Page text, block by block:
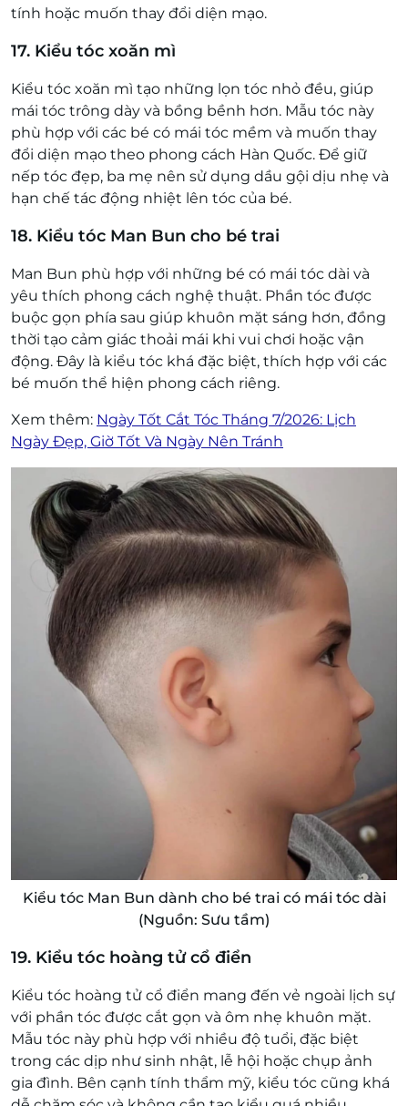
tính hoặc muốn thay đổi diện mạo.
17. Kiểu tóc xoăn mì
Kiểu tóc xoăn mì tạo những lọn tóc nhỏ đều, giúp
mái tóc trông dày và bồng bềnh hơn. Mẫu tóc này
phù hợp với các bé có mái tóc mềm và muốn thay
đổi diện mạo theo phong cách Hàn Quốc. Để giữ
nếp tóc đẹp, ba mẹ nên sử dụng dầu gội dịu nhẹ và
hạn chế tác động nhiệt lên tóc của bé.
18. Kiểu tóc Man Bun cho bé trai
Man Bun phù hợp với những bé có mái tóc dài và
yêu thích phong cách nghệ thuật. Phần tóc được
buộc gọn phía sau giúp khuôn mặt sáng hơn, đồng
thời tạo cảm giác thoải mái khi vui chơi hoặc vận
động. Đây là kiểu tóc khá đặc biệt, thích hợp với các
bé muốn thể hiện phong cách riêng.
Xem thêm: Ngày Tốt Cắt Tóc Tháng 7/2026: Lịch
Ngày Đẹp, Giờ Tốt Và Ngày Nên Tránh
Kiểu tóc Man Bun dành cho bé trai có mái tóc dài
(Nguồn: Sưu tầm)
19. Kiểu tóc hoàng tử cổ điển
Kiểu tóc hoàng tử cổ điển mang đến vẻ ngoài lịch sự
với phần tóc được cắt gọn và ôm nhẹ khuôn mặt.
Mẫu tóc này phù hợp với nhiều độ tuổi, đặc biệt
trong các dịp như sinh nhật, lễ hội hoặc chụp ảnh
gia đình. Bên cạnh tính thẩm mỹ, kiểu tóc cũng khá